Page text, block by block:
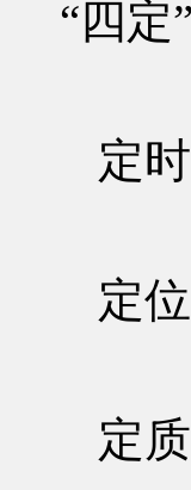
“四定
定
定
定